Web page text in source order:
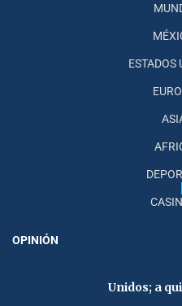
ESTADOS
OPINIÓN
Unidos; a